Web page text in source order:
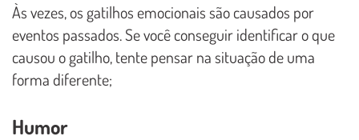
Às vezes, os gatilhos emocionais são causados por
eventos passados. Se você conseguir identificar o que
causou o gatilho, tente pensar na situação de uma
forma diferente;
Humor